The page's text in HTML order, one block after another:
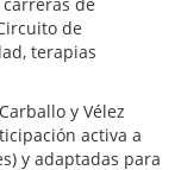
de
terapias
y Vélez
activa a
y adaptadas para